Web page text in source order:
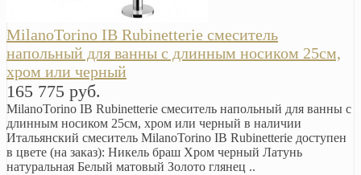
MilanoTorino IB Rubinetterie смеситель
напольный для ванны с длинным носиком 25см,
хром или черный
165 775 руб.
MilanoTorino IB Rubinetterie смеситель напольный для ванны с
длинным носиком 25см, хром или черный в наличии
Итальянский смеситель MilanoTorino IB Rubinetterie доступен
в цвете (на заказ): Никель браш Хром черный Латунь
натуральная Белый матовый Золото глянец ..